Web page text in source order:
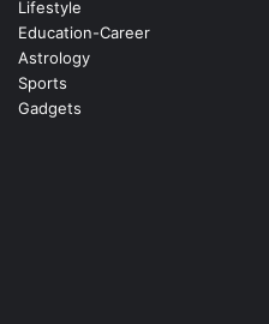
Lifestyle
Education-Career
Astrology
Sports
Gadgets